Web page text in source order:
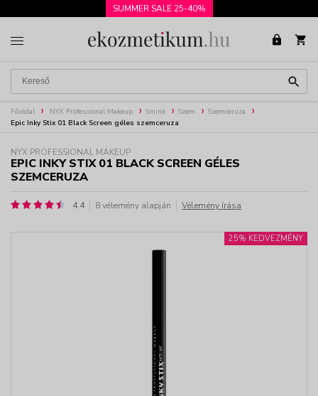
SUMMER SALE 25-40%
Főoldal NYX Professional Makeup Smink Szem
Szemceruza
Epic Inky Stix 01 Black Screen géles szemceruza
NYX PROFESSIONAL MAKEUP
EPIC INKY STIX 01 BLACK SCREEN GÉLES
SZEMCERUZA
4.4 8 vélemény alapján Vélemény írása
25% KEDVEZMÉNY